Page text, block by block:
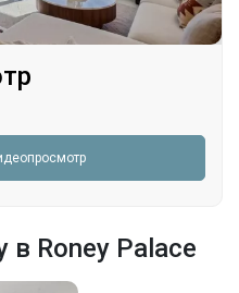
в Roney Palace